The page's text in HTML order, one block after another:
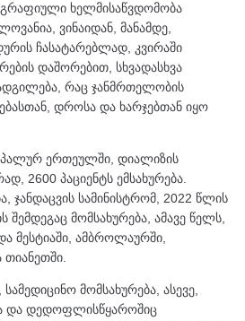
ხელმისაწვდომობა
ვინაიდან, მანამდე,
ჩასატარებლად, კვირაში
დაშორებით, სხვადასხვა
რაც ჯანმრთელობის
დროსა და ხარჯებთან იყო
ერთეულში, დიალიზის
2600 პაციენტს ემსახურება.
ჯანდაცვის სამინისტრომ, 2022 წლის
მომსახურება, ამავე წელს,
მესტიაში, ამბროლაურში,
მომსახურება, ასევე,
და დედოფლისწყაროშიც